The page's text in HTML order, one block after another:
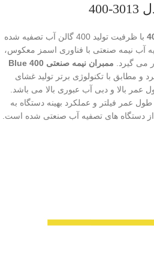
با ظرفیت تولید 400 گالن آب تصفیه شده
آب نیمه صنعتی با فناوری اسمز معکوس،
می گیرد.
ممبران نیمه صنعتی Blue 400
و مطابق با تکنولوژی برتر تولید غشای
عمر بالا و دبی آب عبوری بالا می باشد.
عمر فیلتر و عملکرد بهینه دستگاه به
دستگاه های تصفیه آب صنعتی شده است.